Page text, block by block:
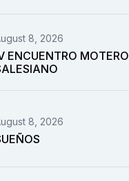
8, 2026
ENCUENTRO MOTERO
8, 2026